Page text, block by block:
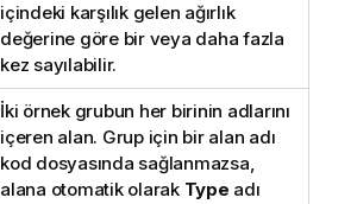
içindeki karşılık gelen ağırlık
değerine göre bir veya daha fazla
kez sayılabilir.
İki örnek grubun her birinin adlarını
içeren alan. Grup için bir alan adı
kod dosyasında sağlanmazsa,
alana otomatik olarak Type adı